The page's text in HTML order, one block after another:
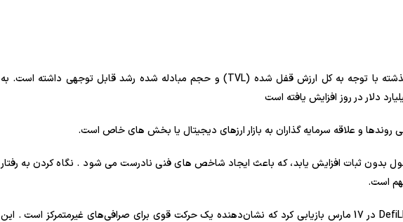
پلتفرم مالی غیرمتمرکز ( DeFi ) در چند سال گذشته با توجه به کل ارزش قفل شده (TVL) و حجم مبادله شده رشد قابل توجهی داشته است. به
و علاقه سرمایه گذاران به بازار ارزهای دیجیتال یا بخش های خاص است.
بدون ثبات افزایش یابد، که باعث ایجاد شاخص های فنی نادرست می شود . نگاه کردن به رفتار
است.
در این یادداشت، Finbold داده‌هایی را از DefiLlama در 17 مارس بازیابی کرد که نشان‌دهنده یک حرکت قوی برای صرافی‌های غیرمتمرکز است . این